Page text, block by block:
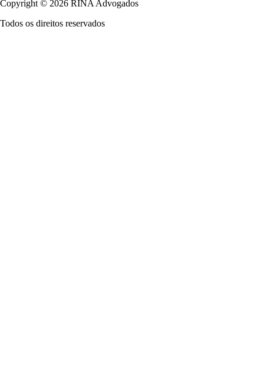
Copyright © 2026 RINA Advogados
Todos os direitos reservados